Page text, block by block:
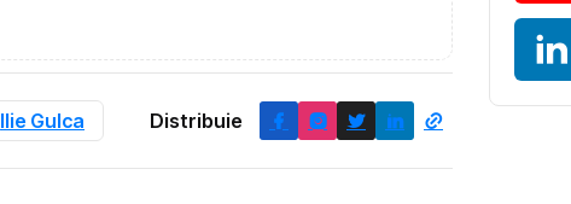
Ilie Gulca Distribuie